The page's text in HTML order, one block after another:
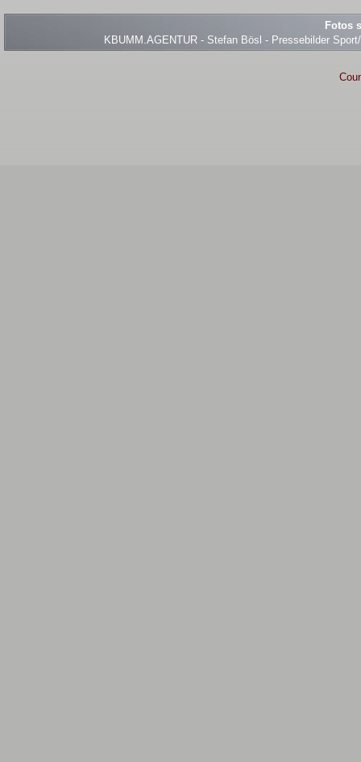
Fotos
KBUMM.AGENTUR - Stefan Bösl - Pressebilder